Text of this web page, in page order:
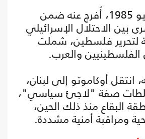
وفي 20 أيار/مايو 1985، أُفرج عنه ضمن
بين الاحتلال الإسرائيلي
لتحرير فلسطين، شملت
الفلسطينيين والعرب.
انتقل أوكاموتو إلى لبنان،
صفة "لاجئ سياسي"،
البقاع منذ ذلك الحين،
ومراقبة أمنية مشددة.